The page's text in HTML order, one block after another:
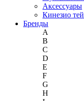
Аксессуары
Кинезио
Бренды
A
B
C
D
E
F
G
H